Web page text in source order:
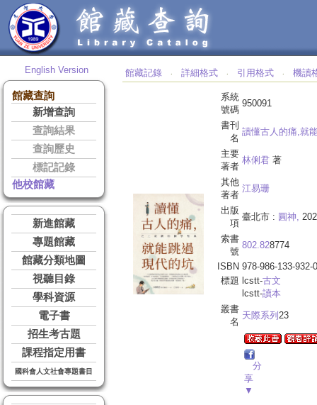
English Version
館藏查詢
新增查詢
查詢結果
查詢歷史
標記記錄
他校館藏
新進館藏
專題館藏
館藏分類地圖
視聽目錄
學科資源
電子書
招生考古題
課程指定用書
國科會人文社會專題書目
館藏記錄 ‧ 詳細格式 ‧ 引用格式 ‧ 機讀
系統
號碼
950091
書刊
名
讀懂古人的痛,就
主要
著者
林俐君 著
其他
著者
江易珊
出版
項
臺北市 : 圓神,
索書
號
802.828774
ISBN 978-986-133-932-0
標題 lcstt-古文
lcstt-讀本
叢書
名
天際系列 23
分
享
▼